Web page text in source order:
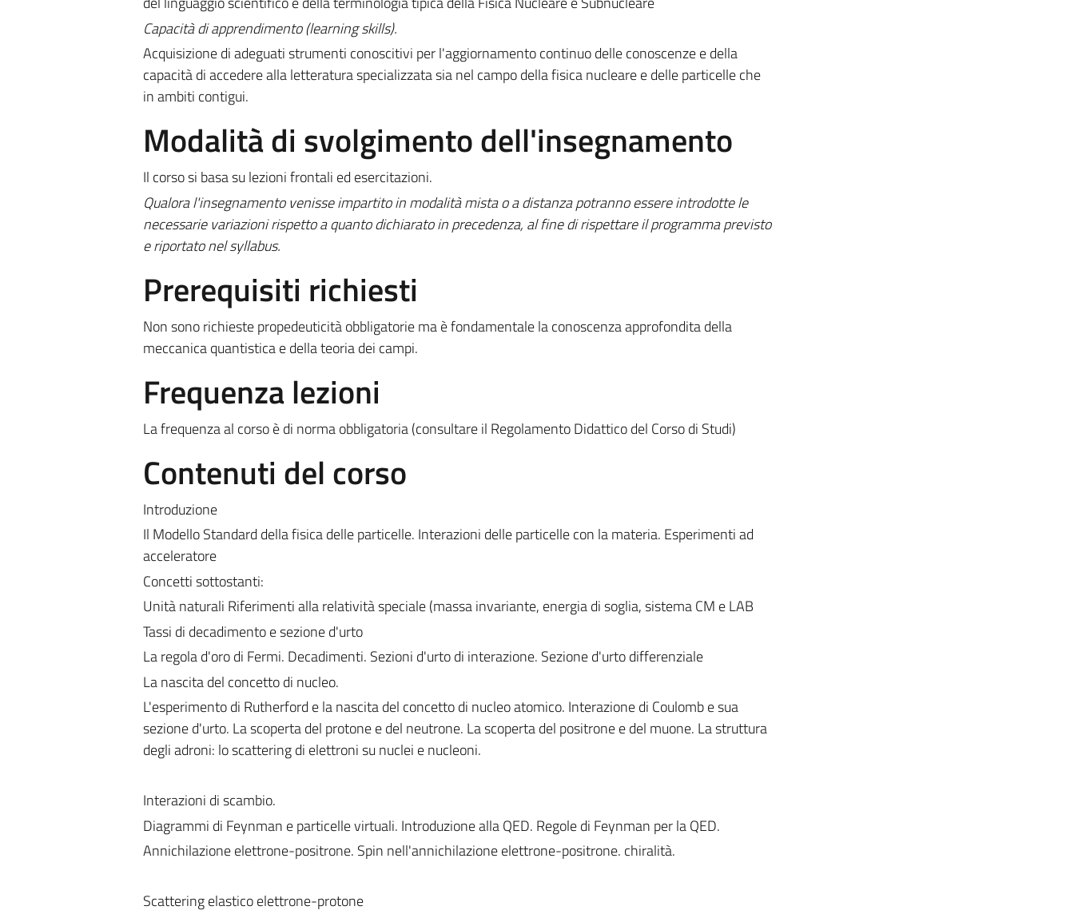
Capacità di apprendimento (learning skills).
Acquisizione di adeguati strumenti conoscitivi per l'aggiornamento continuo delle conoscenze e della
capacità di accedere alla letteratura specializzata sia nel campo della fisica nucleare e delle particelle che
in ambiti contigui.
Modalità di svolgimento dell'insegnamento
Il corso si basa su lezioni frontali ed esercitazioni.
Qualora l'insegnamento venisse impartito in modalità mista o a distanza potranno essere introdotte le
necessarie variazioni rispetto a quanto dichiarato in precedenza, al fine di rispettare il programma previsto
e riportato nel syllabus.
Prerequisiti richiesti
Non sono richieste propedeuticità obbligatorie ma è fondamentale la conoscenza approfondita della
meccanica quantistica e della teoria dei campi.
Frequenza lezioni
La frequenza al corso è di norma obbligatoria (consultare il Regolamento Didattico del Corso di Studi)
Contenuti del corso
Introduzione
Il Modello Standard della fisica delle particelle. Interazioni delle particelle con la materia. Esperimenti ad
acceleratore
Concetti sottostanti:
Unità naturali Riferimenti alla relatività speciale (massa invariante, energia di soglia, sistema CM e LAB
Tassi di decadimento e sezione d'urto
La regola d'oro di Fermi. Decadimenti. Sezioni d'urto di interazione. Sezione d'urto differenziale
La nascita del concetto di nucleo.
L'esperimento di Rutherford e la nascita del concetto di nucleo atomico. Interazione di Coulomb e sua
sezione d'urto. La scoperta del protone e del neutrone. La scoperta del positrone e del muone. La struttura
degli adroni: lo scattering di elettroni su nuclei e nucleoni.
Interazioni di scambio.
Diagrammi di Feynman e particelle virtuali. Introduzione alla QED. Regole di Feynman per la QED.
Annichilazione elettrone-positrone. Spin nell'annichilazione elettrone-positrone. chiralità.
Scattering elastico elettrone-protone